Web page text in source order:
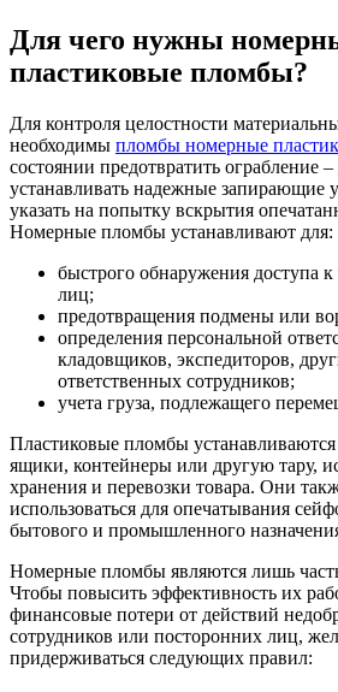
Для чего нужны
пластиковые пломбы?
Для контроля целостности
необходимы пломбы номерные
состоянии предотвратить ограбление –
устанавливать надежные запирающие
указать на попытку вскрытия
Номерные пломбы устанавливают для:
быстрого обнаружения доступа
лиц;
предотвращения подмены или
определения персональной
кладовщиков, экспедиторов,
ответственных сотрудников;
учета груза, подлежащего
Пластиковые пломбы
ящики, контейнеры или другую тару,
хранения и перевозки товара. Они
использоваться для опечатывания
бытового и промышленного
Номерные пломбы являются лишь
Чтобы повысить эффективность их
финансовые потери от действий
сотрудников или посторонних лиц,
придерживаться следующих правил: